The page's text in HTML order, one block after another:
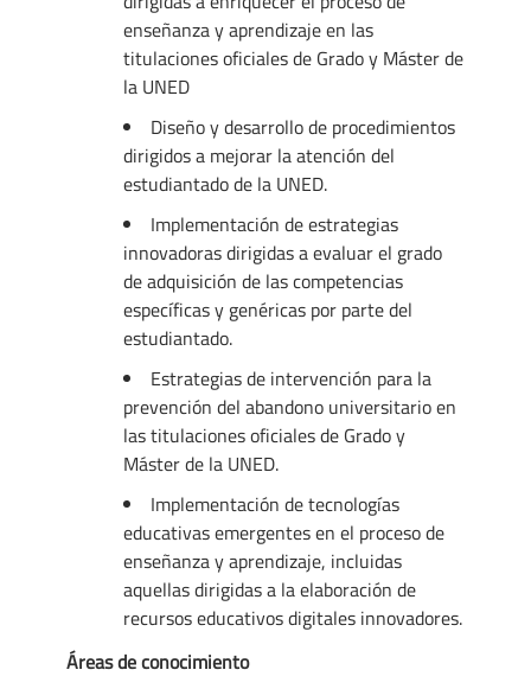
enseñanza y aprendizaje en las
titulaciones oficiales de Grado y Máster de
la UNED
Diseño y desarrollo de procedimientos
dirigidos a mejorar la atención del
estudiantado de la UNED.
Implementación de estrategias
innovadoras dirigidas a evaluar el grado
de adquisición de las competencias
específicas y genéricas por parte del
estudiantado.
Estrategias de intervención para la
prevención del abandono universitario en
las titulaciones oficiales de Grado y
Máster de la UNED.
Implementación de tecnologías
educativas emergentes en el proceso de
enseñanza y aprendizaje, incluidas
aquellas dirigidas a la elaboración de
recursos educativos digitales innovadores.
Áreas de conocimiento